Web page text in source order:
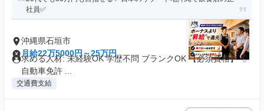
社員✅
沖縄県石垣市
月給22万5000円～25万円
求める人材: 未経験OK 学歴不問 ブランクOK 【必須資格】 ◇
自動車免許 ...
交通費支給